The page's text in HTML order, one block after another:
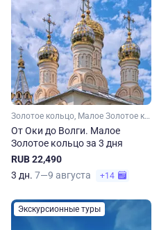
Золотое кольцо, Малое Золотое кольцо, Московская область, Владимирская область, Рязанская область, Нижегородская область
От Оки до Волги. Малое
Золотое кольцо за 3 дня
RUB 22,490
3 дн. 7—9 августа +14
Экскурсионные туры